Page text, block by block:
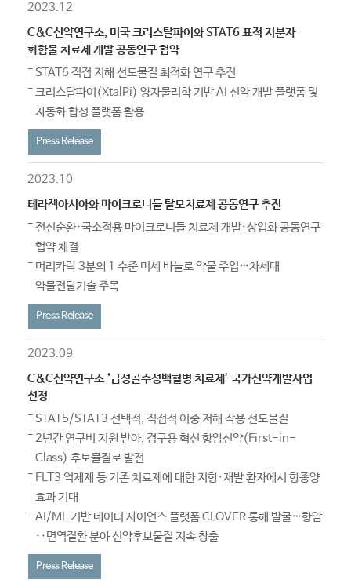
2023.12
C&C신약연구소, 미국 크리스탈파이와 STAT6 표적 저분자
화합물 치료제 개발 공동연구 협약
STAT6 직접 저해 선도물질 최적화 연구 추진
크리스탈파이(XtalPi) 양자물리학 기반 AI 신약 개발 플랫폼 및
자동화 합성 플랫폼 활용
Press Release
2023.10
테라젝아시아와 마이크로니들 탈모치료제 공동연구 추진
전신순환·국소적용 마이크로니들 치료제 개발·상업화 공동연구
협약 체결
머리카락 3분의 1 수준 미세 바늘로 약물 주입…차세대
약물전달기술 주목
Press Release
2023.09
C&C신약연구소 ‘급성골수성백혈병 치료제’ 국가신약개발사업
선정
STAT5/STAT3 선택적, 직접적 이중 저해 작용 선도물질
2년간 연구비 지원 받아, 경구용 혁신 항암신약(First-in-
Class) 후보물질로 발전
FLT3 억제제 등 기존 치료제에 대한 저항·재발 환자에서 항종양
효과 기대
AI/ML 기반 데이터 사이언스 플랫폼 CLOVER 통해 발굴…항암
··면역질환 분야 신약후보물질 지속 창출
Press Release